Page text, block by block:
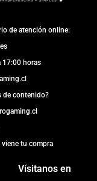
de atención online:
17:00 horas
de contenido?
viene tu compra
Vísitanos en